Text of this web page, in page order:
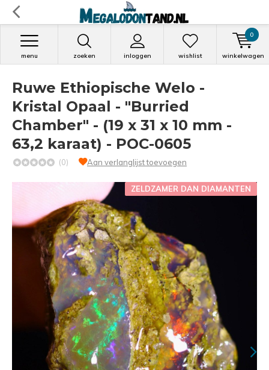
zoeken inloggen
menu wishlist winkelwagen
0
Ruwe Ethiopische Welo -
Kristal Opaal - "Burried
Chamber" - (19 x 31 x 10 mm -
63,2 karaat) - POC-0605
(0) Aan verlanglijst toevoegen
ZELDZAMER DAN DIAMANTEN